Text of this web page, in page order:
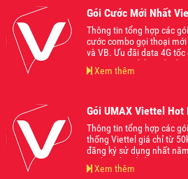
Gói Cước Mới Nhất
Thông tin tổng hợp các
cước combo gọi thoại
và VB. Ưu đãi data 4G
ngoại mạng thả ga dành
dụng, phù hợp với mọi
Xem thêm
Gói UMAX Viettel Hot
Thông tin tổng hợp các
thống Viettel giá chỉ từ
đăng ký sử dụng nhất
và đăng ký sử dụng
trên thị trường hiện nay
Xem thêm